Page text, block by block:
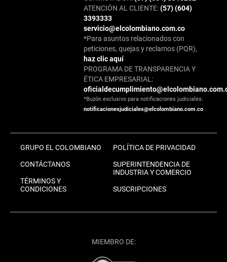
ATENCIÓN AL CLIENTE:(57) (604)
3393333
servicio@elcolombiano.com.co
*Para asuntos relacionados con
peticiones, quejas y reclamos (PQR),
haz clic aquí
PROGRAMA DE TRANSPARENCIA Y
ÉTICA EMPRESARIAL:
*Buzón exclusivo para notificaciones judiciales:
notificacionesjudiciales@elcolombiano.com.co
GRUPO EL COLOMBIANO
CONTÁCTANOS
TÉRMINOS Y
CONDICIONES
POLÍTICA DE PRIVACIDAD
SUPERINTENDENCIA DE
INDUSTRIA Y COMERCIO
SUSCRIPCIONES
MIEMBRO DE: